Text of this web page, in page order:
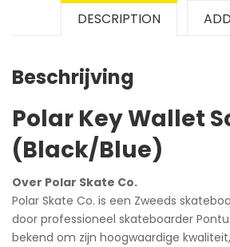
DESCRIPTION
Beschrijving
Polar Key Wallet
(Black/Blue)
Over Polar Skate Co.
Polar Skate Co. is een Zweeds
door professioneel skateboarder
bekend om zijn hoogwaardige